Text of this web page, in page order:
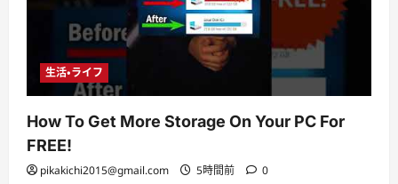
生活・ライフ
How To Get More Storage On Your PC For
FREE!
pikakichi2015@gmail.com 5時間前 0